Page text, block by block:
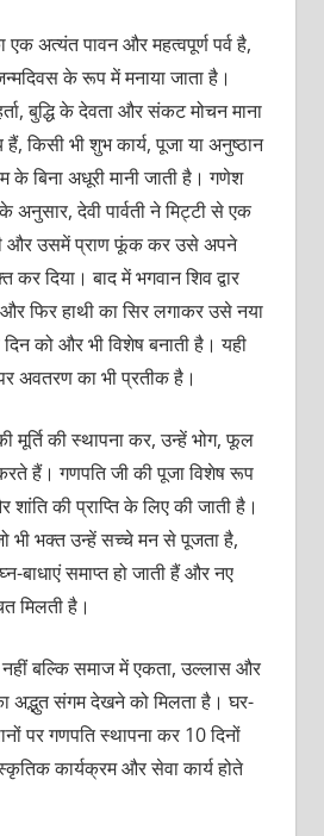
एक अत्यंत पावन और महत्वपूर्ण पर्व है,
के रूप में मनाया जाता है।
बुद्धि के देवता और संकट मोचन माना
किसी भी शुभ कार्य, पूजा या अनुष्ठान
बिना अधूरी मानी जाती है। गणेश
अनुसार, देवी पार्वती ने मिट्टी से एक
और उसमें प्राण फूंक कर उसे अपने
कर दिया। बाद में भगवान शिव द्वार
फिर हाथी का सिर लगाकर उसे नया
को और भी विशेष बनाती है। यही
अवतरण का भी प्रतीक है।
मूर्ति की स्थापना कर, उन्हें भोग, फूल
हैं। गणपति जी की पूजा विशेष रूप
शांति की प्राप्ति के लिए की जाती है।
भी भक्त उन्हें सच्चे मन से पूजता है,
बाधाएं समाप्त हो जाती हैं और नए
मिलती है।
नहीं बल्कि समाज में एकता, उल्लास और
अद्भुत संगम देखने को मिलता है। घर-
पर गणपति स्थापना कर 10 दिनों
कार्यक्रम और सेवा कार्य होते